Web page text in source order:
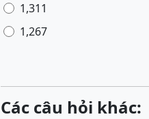
1,311
1,267
Các câu hỏi khác: